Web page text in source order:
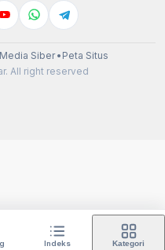
Indeks Kategori
Siber• Peta Situs
All right reserved